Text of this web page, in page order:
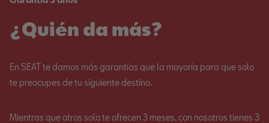
¿Quién da más?
En SEAT te damos más garantías que la mayoría para que solo
te preocupes de tu siguiente destino.
Mientras que otros solo te ofrecen 3 meses, con nosotros tienes 3